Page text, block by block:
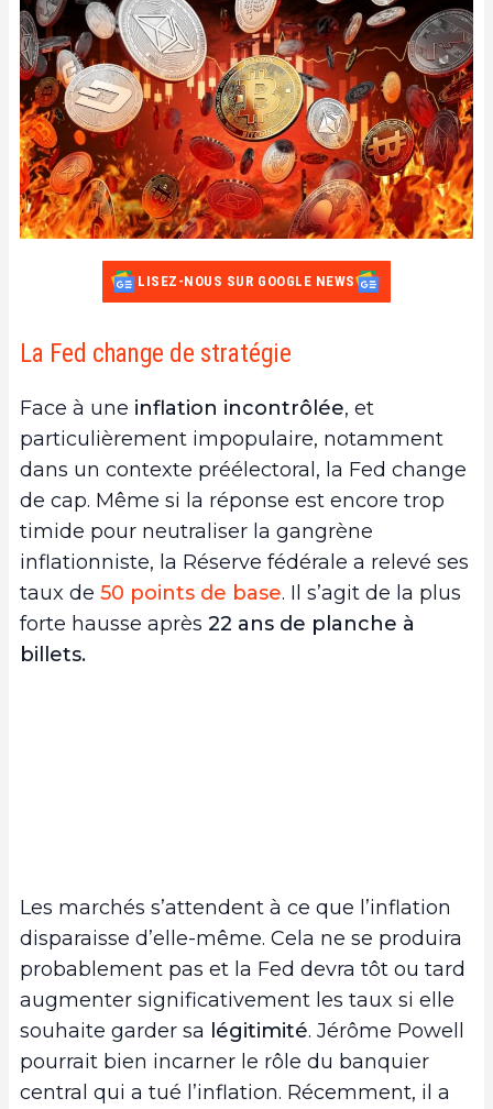
LISEZ-NOUS SUR GOOGLE NEWS
La Fed change de stratégie
Face à une inflation incontrôlée, et
particulièrement impopulaire, notamment
dans un contexte préélectoral, la Fed change
de cap. Même si la réponse est encore trop
timide pour neutraliser la gangrène
inflationniste, la Réserve fédérale a relevé ses
taux de 50 points de base. Il s’agit de la plus
forte hausse après 22 ans de planche à
billets.
Les marchés s’attendent à ce que l’inflation
disparaisse d’elle-même. Cela ne se produira
probablement pas et la Fed devra tôt ou tard
augmenter significativement les taux si elle
souhaite garder sa légitimité. Jérôme Powell
pourrait bien incarner le rôle du banquier
central qui a tué l’inflation. Récemment, il a